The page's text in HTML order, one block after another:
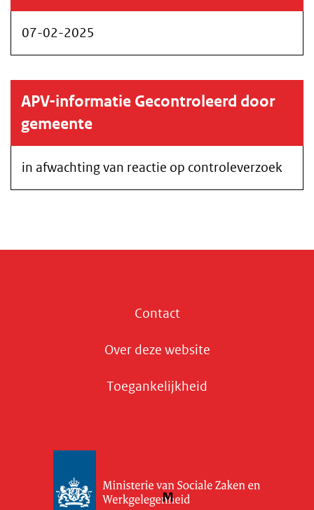
M
07-02-2025
APV-informatie Gecontroleerd door
gemeente
in afwachting van reactie op controleverzoek
Contact
Over deze website
Toegankelijkheid